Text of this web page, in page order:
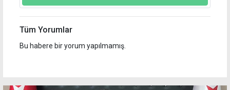
Tüm Yorumlar
Bu habere bir yorum yapılmamış.